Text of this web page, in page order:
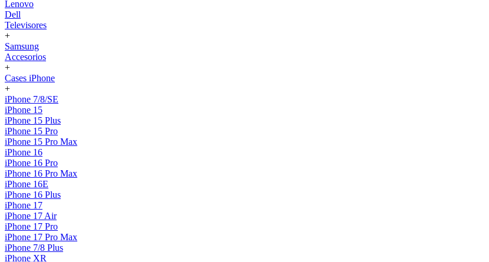
Lenovo
Dell
Televisores
+
Samsung
Accesorios
+
Cases iPhone
+
iPhone 7/8/SE
iPhone 15
iPhone 15 Plus
iPhone 15 Pro
iPhone 15 Pro Max
iPhone 16
iPhone 16 Pro
iPhone 16 Pro Max
iPhone 16E
iPhone 16 Plus
iPhone 17
iPhone 17 Air
iPhone 17 Pro
iPhone 17 Pro Max
iPhone 7/8 Plus
iPhone XR